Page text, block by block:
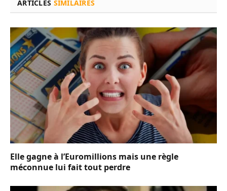
ARTICLES SIMILAIRES
Elle gagne à l’Euromillions mais une règle
méconnue lui fait tout perdre